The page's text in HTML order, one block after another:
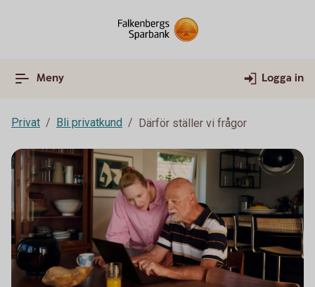
Meny Logga in
Privat Bli privatkund Därför ställer vi frågor